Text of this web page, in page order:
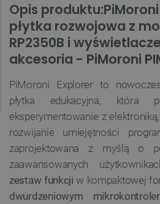
Opis
płytka rozwojowa z
RP2350B i
akcesoria - PiMoroni
PiMoroni Explorer to
płytka edukacyjna, która
eksperymentowanie z
rozwijanie umiejętności
zaprojektowana z myślą o
zaawansowanych
zestaw funkcji w kompaktowej
dwurdzeniowym